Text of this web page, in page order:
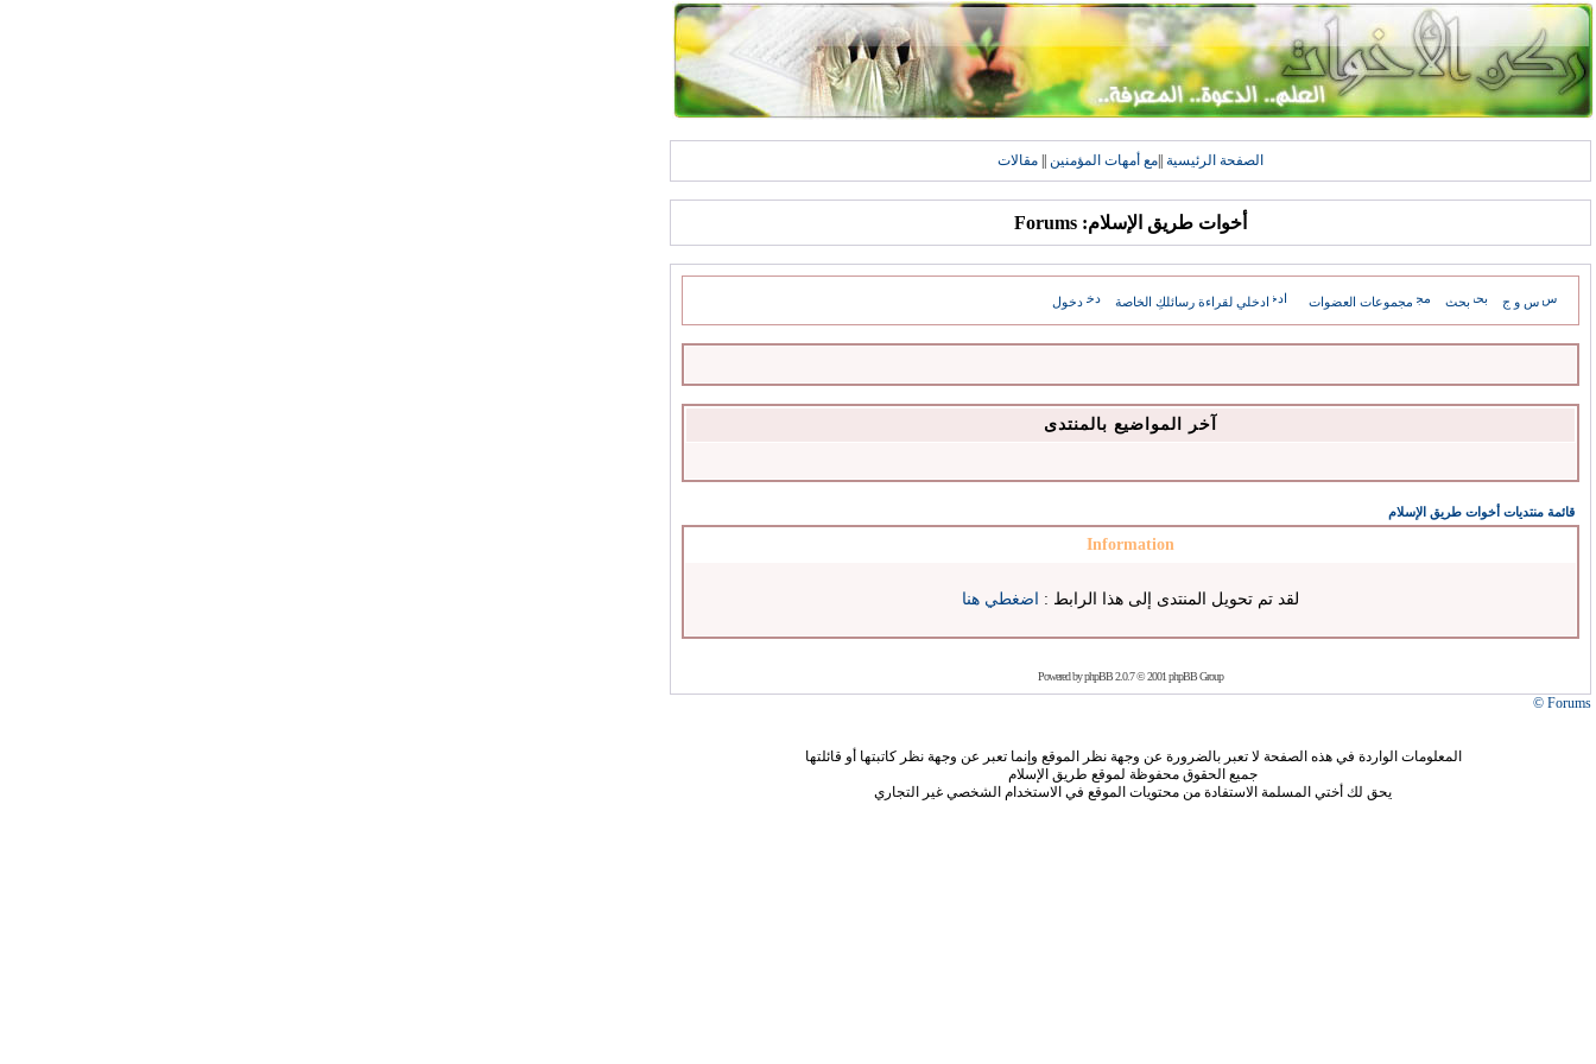
الصفحة الرئيسية مع أمهات المؤمنين مقالات
أخوات طريق الإسلام: Forums
س و ج بحث مجموعات العضوات ادخلي لقراءة رسائلكِ الخاصة دخول
آخر المواضيع بالمنتدى
قائمة منتديات أخوات طريق الإسلام
Information
لقد تم تحويل المنتدى إلى هذا الرابط : اضغطي هنا
Powered byphpBB2.0.7 © 2001 phpBB Group
Forums ©
المعلومات الواردة في هذه الصفحة لا تعبر بالضرورة عن وجهة نظر الموقع وإنما تعبر عن وجهة نظر كاتبتها أو قائلتها
جميع الحقوق محفوظة لموقع طريق الإسلام
يحق لك أختي المسلمة الاستفادة من محتويات الموقع في الاستخدام الشخصي غير التجاري